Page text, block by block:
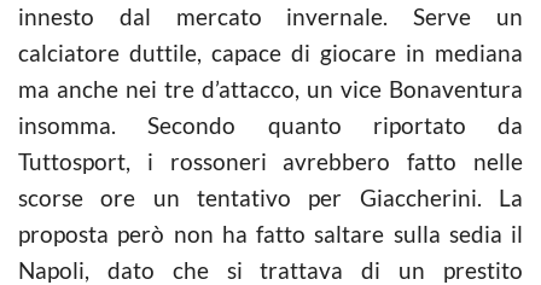
innesto dal mercato invernale. Serve un
calciatore duttile, capace di giocare in mediana
ma anche nei tre d’attacco, un vice Bonaventura
insomma. Secondo quanto riportato da
Tuttosport, i rossoneri avrebbero fatto nelle
scorse ore un tentativo per Giaccherini. La
proposta però non ha fatto saltare sulla sedia il
Napoli, dato che si trattava di un prestito